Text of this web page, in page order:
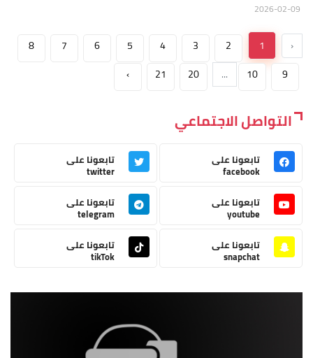
‹
1
2
3
4
5
6
7
8
9
10
...
20
21
›
التواصل الاجتماعي
تابعونا على
facebook
تابعونا على
twitter
تابعونا على
youtube
تابعونا على
telegram
تابعونا على
snapchat
تابعونا على
tikTok